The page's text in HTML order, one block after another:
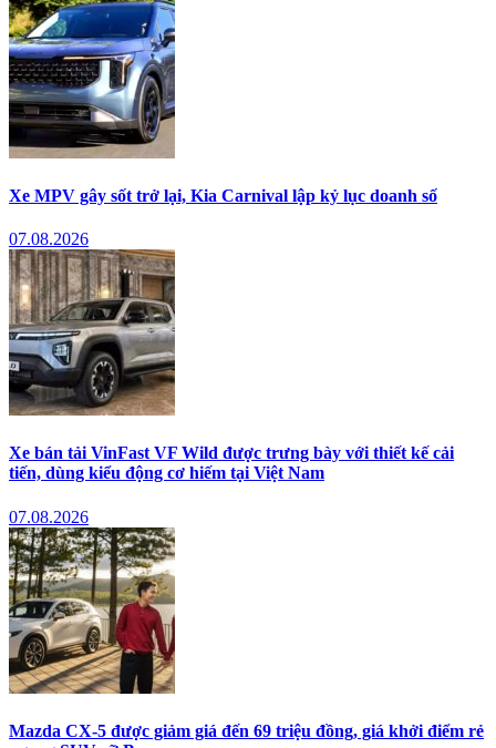
Xe MPV gây sốt trở lại, Kia Carnival lập kỷ lục doanh số
07.08.2026
Xe bán tải VinFast VF Wild được trưng bày với thiết kế cải
tiến, dùng kiểu động cơ hiếm tại Việt Nam
07.08.2026
Mazda CX-5 được giảm giá đến 69 triệu đồng, giá khởi điểm rẻ